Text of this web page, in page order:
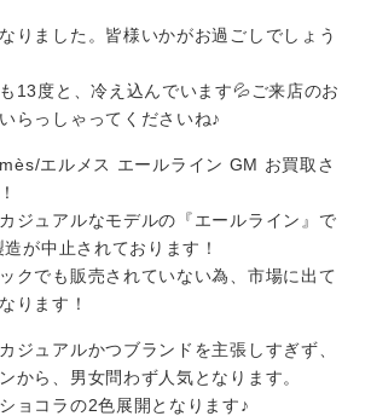
りました。皆様いかがお過ごしでしょう
13度と、冷え込んでいます💦ご来店のお
らっしゃってくださいね♪
エルメス エールライン GM お買取さ
ジュアルなモデルの『エールライン』で
が中止されております！
クでも販売されていない為、市場に出て
ります！
ジュアルかつブランドを主張しすぎず、
から、男女問わず人気となります。
ョコラの2色展開となります♪